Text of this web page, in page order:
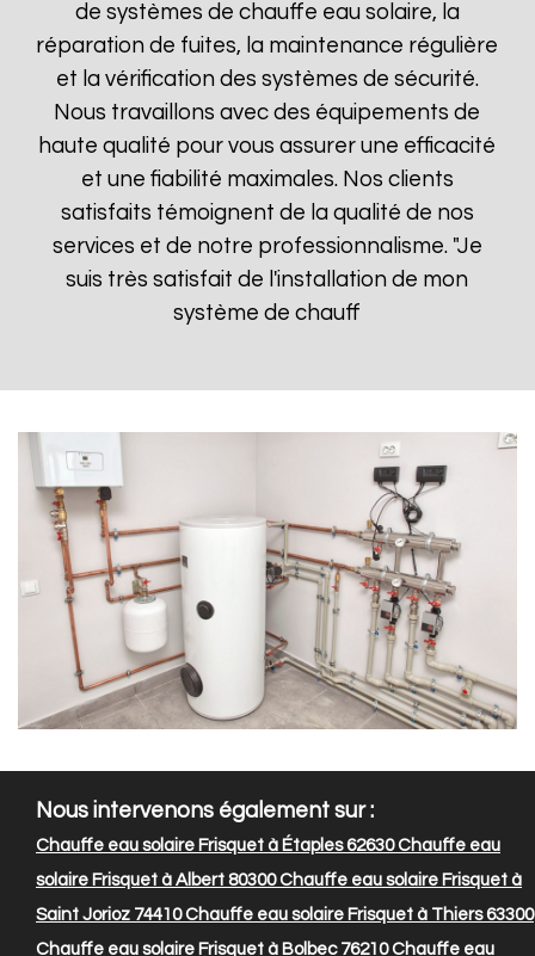
de systèmes de chauffe eau solaire, la
réparation de fuites, la maintenance régulière
et la vérification des systèmes de sécurité.
Nous travaillons avec des équipements de
haute qualité pour vous assurer une efficacité
et une fiabilité maximales. Nos clients
satisfaits témoignent de la qualité de nos
services et de notre professionnalisme. "Je
suis très satisfait de l'installation de mon
système de chauff
Nous intervenons également sur :
Chauffe eau solaire Frisquet à Étaples 62630Chauffe eau
solaire Frisquet à Albert 80300Chauffe eau solaire Frisquet à
Saint Jorioz 74410Chauffe eau solaire Frisquet à Thiers 63300
Chauffe eau solaire Frisquet à Bolbec 76210Chauffe eau